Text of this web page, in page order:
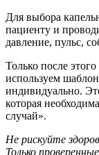
Для выбора
пациенту и
давление, пульс,
Только после
используем
индивидуально.
которая
случай».
Не рискуйте
Только